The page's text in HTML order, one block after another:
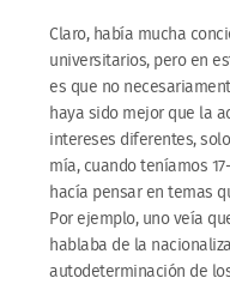
Claro, había mucha
universitarios, pero en
es que no
haya sido mejor que la
intereses diferentes,
mía, cuando teníamos
hacía pensar en temas
Por ejemplo, uno veía
hablaba de la
autodeterminación de